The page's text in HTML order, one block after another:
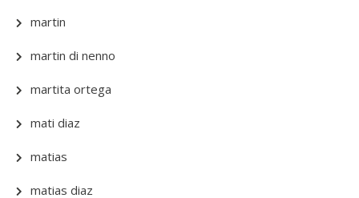
martin
martin di nenno
martita ortega
mati diaz
matias
matias diaz